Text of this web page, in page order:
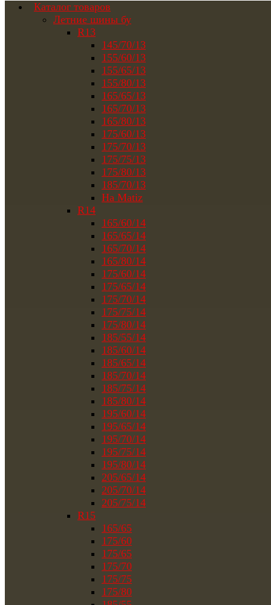
Каталог товаров
Летние шины бу
R13
145/70/13
155/60/13
155/65/13
155/80/13
165/65/13
165/70/13
165/80/13
175/60/13
175/70/13
175/75/13
175/80/13
185/70/13
На Matiz
R14
165/60/14
165/65/14
165/70/14
165/80/14
175/60/14
175/65/14
175/70/14
175/75/14
175/80/14
185/55/14
185/60/14
185/65/14
185/70/14
185/75/14
185/80/14
195/60/14
195/65/14
195/70/14
195/75/14
195/80/14
205/65/14
205/70/14
205/75/14
R15
165/65
175/60
175/65
175/70
175/75
175/80